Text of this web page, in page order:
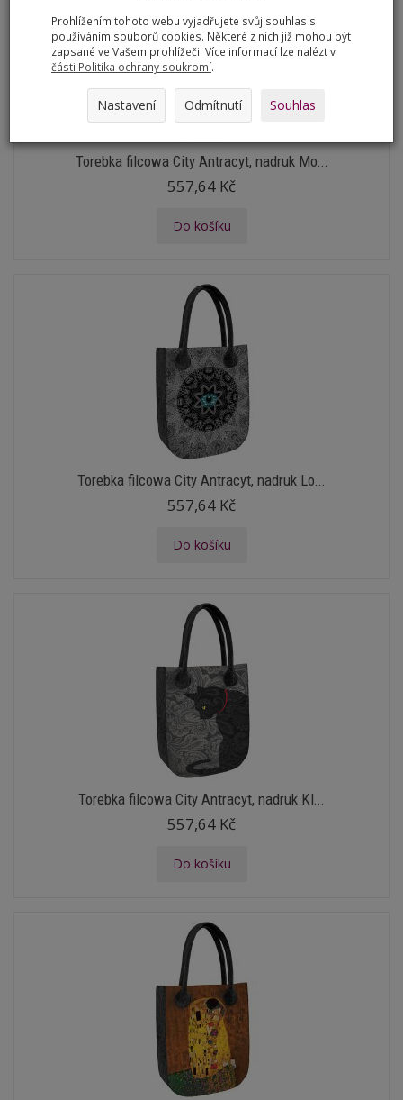
Torebka filcowa City Antracyt, nadruk Mo...
557,64 Kč
Do košíku
Torebka filcowa City Antracyt, nadruk Lo...
557,64 Kč
Do košíku
Torebka filcowa City Antracyt, nadruk Kl...
557,64 Kč
Do košíku
Prohlížením tohoto webu vyjadřujete svůj souhlas s
používáním souborů cookies. Některé z nich již mohou být
zapsané ve Vašem prohlížeči. Více informací lze nalézt v
části Politika ochrany soukromí.
Nastavení Odmítnutí Souhlas